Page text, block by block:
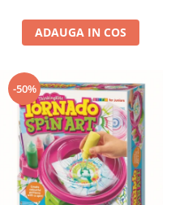
ADAUGA IN COS
-50%